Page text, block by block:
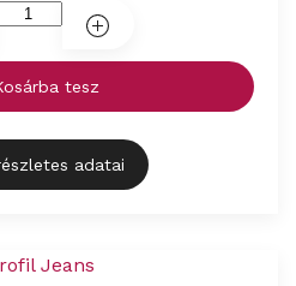
tesz
adatai